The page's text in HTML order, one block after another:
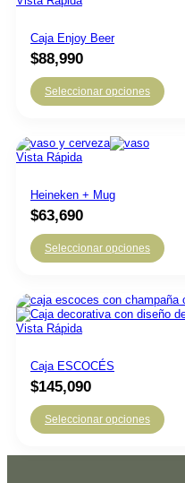
Caja Enjoy Beer
$88,990
Seleccionar opciones
Vista Rápida
Heineken + Mug
$63,690
Seleccionar opciones
Vista Rápida
Caja ESCOCÉS
$145,090
Seleccionar opciones